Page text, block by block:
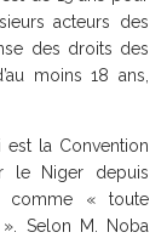
acteurs des
des droits des
moins 18 ans,
est la Convention
le Niger depuis
comme « toute
Selon M. Noba